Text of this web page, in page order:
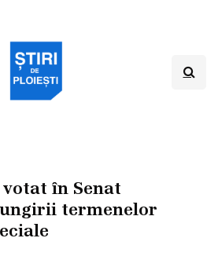
votat în Senat
termenelor